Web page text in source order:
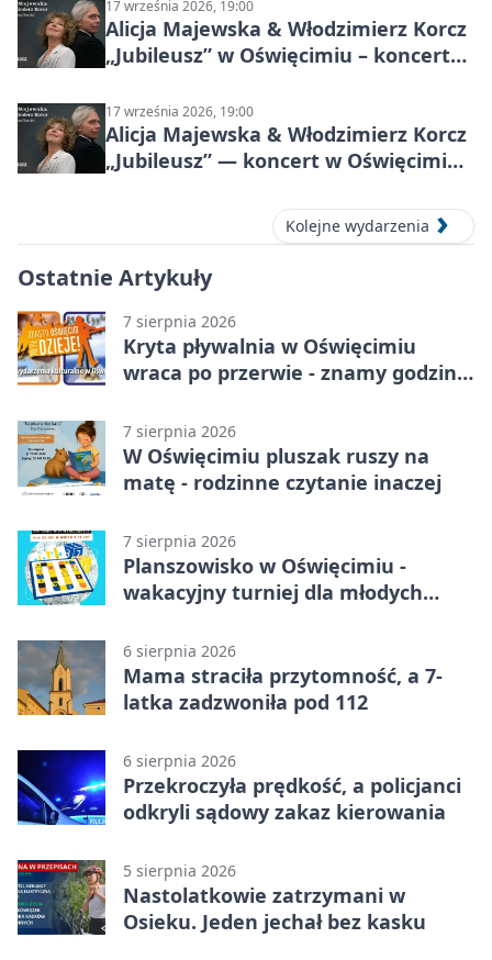
17 września 2026, 19:00
Alicja Majewska & Włodzimierz Korcz
„Jubileusz” w Oświęcimiu – koncert
17 września 2026, 19:00
Alicja Majewska & Włodzimierz Korcz
„Jubileusz” — koncert w Oświęcimiu,
Kolejne wydarzenia
Ostatnie Artykuły
7 sierpnia 2026
Kryta pływalnia w Oświęcimiu
wraca po przerwie - znamy godziny
7 sierpnia 2026
W Oświęcimiu pluszak ruszy na
matę - rodzinne czytanie inaczej
7 sierpnia 2026
Planszowisko w Oświęcimiu -
wakacyjny turniej dla młodych
6 sierpnia 2026
Mama straciła przytomność, a 7-
latka zadzwoniła pod 112
6 sierpnia 2026
Przekroczyła prędkość, a policjanci
odkryli sądowy zakaz kierowania
5 sierpnia 2026
Nastolatkowie zatrzymani w
Osieku. Jeden jechał bez kasku